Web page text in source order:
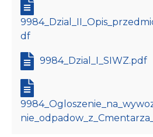
df
9984_Dzial_I_SIWZ.pdf